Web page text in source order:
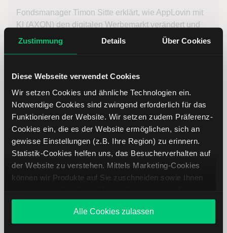
Zustimmung Details Über Cookies
Diese Webseite verwendet Cookies
Wir setzen Cookies und ähnliche Technologien ein.
Notwendige Cookies sind zwingend erforderlich für das
Funktionieren der Website. Wir setzen zudem Präferenz-
Cookies ein, die es der Website ermöglichen, sich an
gewisse Einstellungen (z.B. Ihre Region) zu erinnern.
Statistik-Cookies helfen uns, das Besucherverhalten auf
der Website zu verstehen. Mittels Marketing-Cookies
können wir Produkte auf Sie zuschneiden sowie Ihnen
Angebote unterbreiten. Sie entscheiden, welche Cookies
Sie zulassen oder ablehnen. Ihre Entscheidung können
Sie jederzeit in denCookie-Einstellungenändern.
Alle Cookies zulassen
Fondsmanager Timon Sitte erklärt, wie AppLovin mit
KI (AXON) den digitalen Werbemarkt verändert und
warum die Aktie interessant sein könnte.